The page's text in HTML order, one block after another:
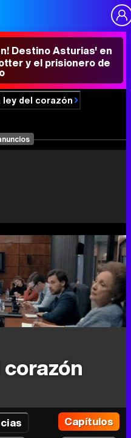
Destino Asturias' en
y el prisionero de
ley del corazón
Capítulos